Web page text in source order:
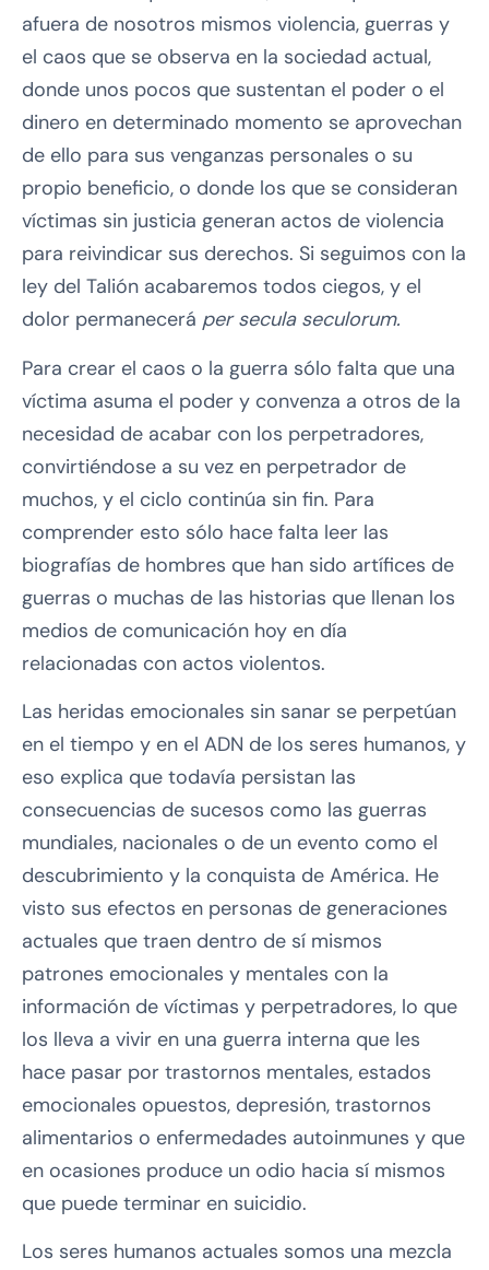
afuera de nosotros mismos violencia, guerras y
el caos que se observa en la sociedad actual,
donde unos pocos que sustentan el poder o el
dinero en determinado momento se aprovechan
de ello para sus venganzas personales o su
propio beneficio, o donde los que se consideran
víctimas sin justicia generan actos de violencia
para reivindicar sus derechos. Si seguimos con la
ley del Talión acabaremos todos ciegos, y el
dolor permanecerá per secula seculorum.
Para crear el caos o la guerra sólo falta que una
víctima asuma el poder y convenza a otros de la
necesidad de acabar con los perpetradores,
convirtiéndose a su vez en perpetrador de
muchos, y el ciclo continúa sin fin. Para
comprender esto sólo hace falta leer las
biografías de hombres que han sido artífices de
guerras o muchas de las historias que llenan los
medios de comunicación hoy en día
relacionadas con actos violentos.
Las heridas emocionales sin sanar se perpetúan
en el tiempo y en el ADN de los seres humanos, y
eso explica que todavía persistan las
consecuencias de sucesos como las guerras
mundiales, nacionales o de un evento como el
descubrimiento y la conquista de América. He
visto sus efectos en personas de generaciones
actuales que traen dentro de sí mismos
patrones emocionales y mentales con la
información de víctimas y perpetradores, lo que
los lleva a vivir en una guerra interna que les
hace pasar por trastornos mentales, estados
emocionales opuestos, depresión, trastornos
alimentarios o enfermedades autoinmunes y que
en ocasiones produce un odio hacia sí mismos
que puede terminar en suicidio.
Los seres humanos actuales somos una mezcla